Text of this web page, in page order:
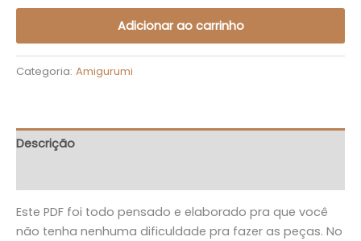
Adicionar ao carrinho
Categoria: Amigurumi
Descrição
Este PDF foi todo pensado e elaborado pra que você
não tenha nenhuma dificuldade pra fazer as peças. No